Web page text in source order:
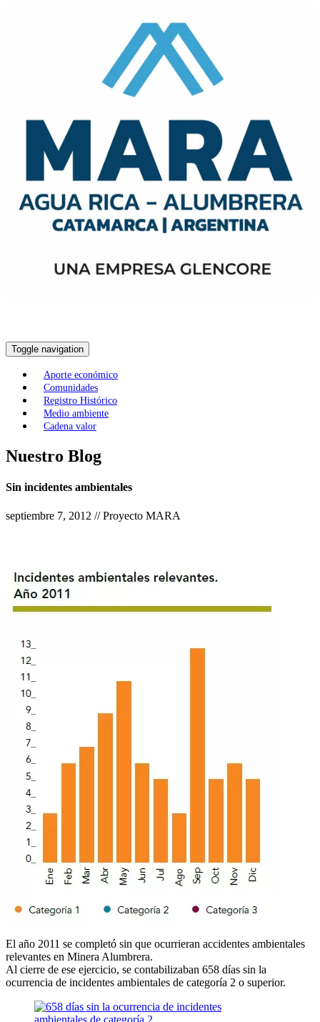
Toggle navigation
Aporte económico
Comunidades
Registro Histórico
Medio ambiente
Cadena valor
Nuestro Blog
Sin incidentes ambientales
septiembre 7, 2012 // Proyecto MARA
El año 2011 se completó sin que ocurrieran accidentes ambientales
relevantes en Minera Alumbrera.
Al cierre de ese ejercicio, se contabilizaban 658 días sin la
ocurrencia de incidentes ambientales de categoría 2 o superior.